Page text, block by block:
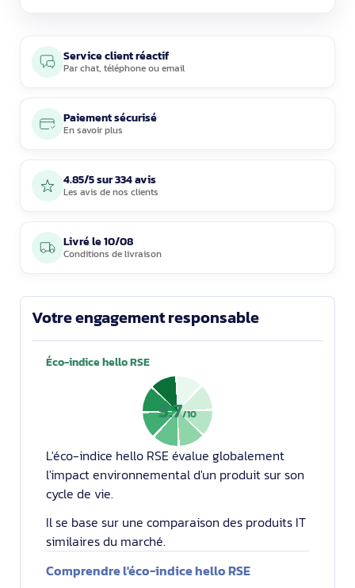
Service client réactif
Parchat, téléphoneouemail
Paiement sécurisé
En savoir plus
4.85/5 sur 334 avis
Les avis de nos clients
Livré le10/08
Conditions de livraison
Votre engagement responsable
Éco-indice hello RSE
5.7/10
L'éco-indice hello RSE évalue globalement
l'impact environnemental d'un produit sur son
cycle de vie.
Il se base sur une comparaison des produits IT
similaires du marché.
Comprendre l'éco-indice hello RSE